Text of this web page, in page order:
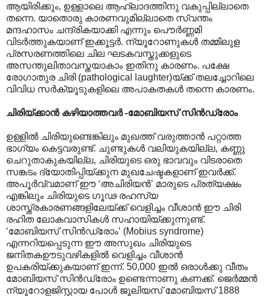
ആയിരിക്കും, ഉള്ളാലെ ആഹ്ലാദത്തിനു വകുപ്പില്ലാതെ
തന്നെ. യാ‍തൊരു കാരണവുമില്ലാതെ സ്വന്തം
മന്ദഹാ‍സം ചന്ദ്രികയാക്കി എന്നും പൌർണ്ണമി
വിടർത്തുകയാണ് ഇക്കൂട്ടർ. ന്യൂറോണുകൾ തമ്മിലുള
പ്രസരണത്തിലെ ചില ഘടകവസ്തുക്കളുടെ
അസന്തുലിതാവസ്തയാകാം ഇതിനു കാരണം. പക്ഷേ
രോഗാതുര ചിരി (pathological laughter)യ്ക്ക് തലച്ചോറിലെ
വിവിധ സർക്യൂടുകളിലെ അപാകതകൾ തന്നെ കാരണം.
ചിരിയ്ക്കാൻ കഴിയാത്തവർ -മോബിയസ് സിൻഡ്രോം
ഉള്ളിൽ ചിരിയുണ്ടെങ്കിലും മുഖത്ത് വരുത്താൻ പറ്റാത്ത
ഭാഗ്യം കെട്ടവരുണ്ട്. ചുണ്ടുകൾ വലിയുകയില്ല, കണ്ണു
ചെറുതാകുകയില്ല, ചിരിയുടെ ഒരു ഭാവവും വിടരാതെ
സങ്കടം ദ്യോതിപ്പിയ്ക്കുന മുഖചേഷ്ടകളാണ് ഇവർക്ക്.
അപൂർവ്വമാണ് ഈ ‘അചിരിയൻ’ മാരുടെ പ്രത്യക്ഷം
എങ്കിലും ചിരിയുടെ ഗൂഢ രഹസ്യ
ശാസ്ത്രകാരണങ്ങളിലേയ്ക്ക് വെളിച്ചം വീശാൻ ഈ ചിരി
രഹിത ലോകവാസികൾ സഹായിയ്ക്കുന്നുണ്ട്.
‘മോബിയസ് സിൻഡ്രോം’ (Mobius syndrome)
എന്നറിയപ്പെടുന്ന ഈ അസുഖം ചിരിയുടെ
ജനിതകഊടുവഴികളിൽ വെളിച്ചം വീശാൻ
ഉപകരിയ്ക്കുകയാണ് ഇന്ന്. 50,000 ഇൽ ഒരാൾക്കു വീതം
മോബിയസ് സിൻഡ്രോം ഉണ്ടെന്നാണു കണക്ക്. ജെർമ്മൻ
ന്യൂറോളജിസ്റ്റായ പോൾ ജൂലിയസ് മോബിയസ് 1888